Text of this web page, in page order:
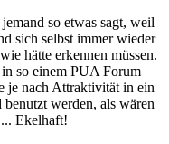
so etwas sagt, weil
sich selbst immer wieder
hätte erkennen müssen.
so einem PUA Forum
je nach Attraktivität in ein
werden, als wären
Ekelhaft!